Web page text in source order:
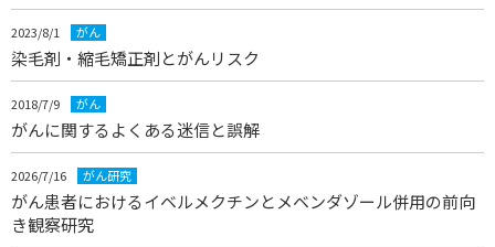
2023/8/1 がん
染毛剤・縮毛矯正剤とがんリスク
2018/7/9 がん
がんに関するよくある迷信と誤解
2026/7/16 がん研究
がん患者におけるイベルメクチンとメベンダゾール併用の前向
き観察研究